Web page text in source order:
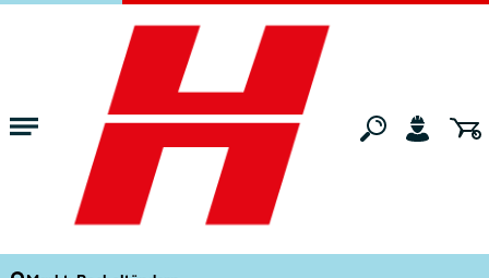
Zum Hauptinhalt springen
Wohnen Wohnaccessoires
Komar Wandbild Mindset 40x50 cm